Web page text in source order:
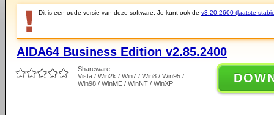
Dit is een oude versie van deze software. Je kunt ook de v3.20.2600 (laatste
AIDA64 Business Edition v2.85.2400
Shareware
Vista / Win2k / Win7 / Win8 / Win95 /
Win98 / WinME / WinNT / WinXP